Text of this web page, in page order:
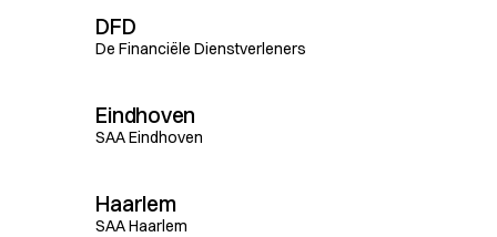
DFD
De Financiële Dienstverleners
Eindhoven
SAA Eindhoven
Haarlem
SAA Haarlem